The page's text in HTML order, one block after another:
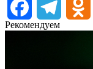
FacebookTelegram
Рекомендуем